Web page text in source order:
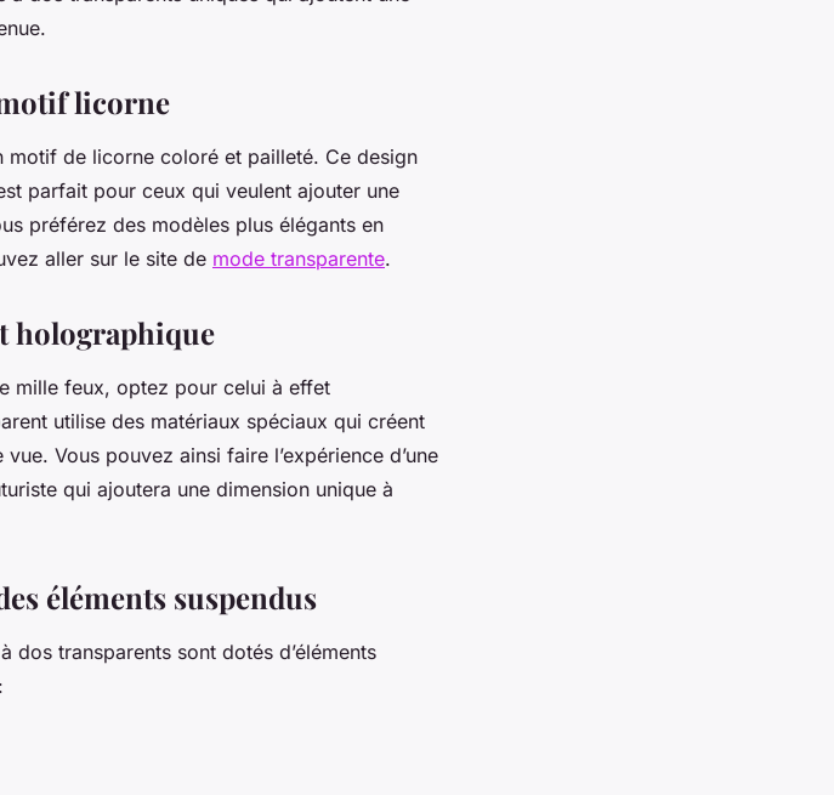
licorne
motif de licorne coloré et pailleté. Ce design
parfait pour ceux qui veulent ajouter une
préférez des modèles plus élégants en
aller sur le site de mode transparente.
holographique
mille feux, optez pour celui à effet
utilise des matériaux spéciaux qui créent
Vous pouvez ainsi faire l’expérience d’une
qui ajoutera une dimension unique à
éléments suspendus
dos transparents sont dotés d’éléments